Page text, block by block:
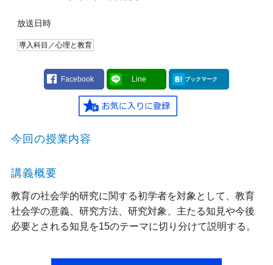
放送日時
導入科目／心理と教育
Facebook Line ブックマーク
今回の授業内容
講義概要
教育の社会学的研究に関する初学者を対象として、教育
社会学の意義、研究方法、研究対象、主たる知見や今後
必要とされる知見を15のテーマに切り分けて説明する。